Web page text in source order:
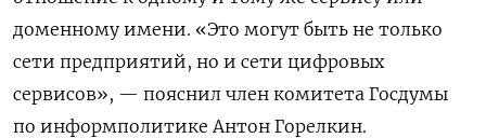
доменному имени. «Это могут быть не только
сети предприятий, но и сети цифровых
сервисов», — пояснил член комитета Госдумы
по информполитике Антон Горелкин.